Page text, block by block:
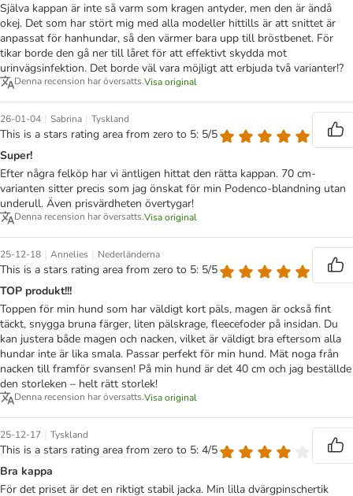
Själva kappan är inte så varm som kragen antyder, men den är ändå
okej. Det som har stört mig med alla modeller hittills är att snittet är
anpassat för hanhundar, så den värmer bara upp till bröstbenet. För
tikar borde den gå ner till låret för att effektivt skydda mot
urinvägsinfektion. Det borde väl vara möjligt att erbjuda två varianter!?
Denna recension har översatts.Visa original
26-01-04 | Sabrina | Tyskland
This is a stars rating area from zero to 5: 5/5
Super!
Efter några felköp har vi äntligen hittat den rätta kappan. 70 cm-
varianten sitter precis som jag önskat för min Podenco-blandning utan
underull. Även prisvärdheten övertygar!
Denna recension har översatts.Visa original
25-12-18 | Annelies | Nederländerna
This is a stars rating area from zero to 5: 5/5
TOP produkt!!!
Toppen för min hund som har väldigt kort päls, magen är också fint
täckt, snygga bruna färger, liten pälskrage, fleecefoder på insidan. Du
kan justera både magen och nacken, vilket är väldigt bra eftersom alla
hundar inte är lika smala. Passar perfekt för min hund. Mät noga från
nacken till framför svansen! På min hund är det 40 cm och jag beställde
den storleken – helt rätt storlek!
Denna recension har översatts.Visa original
25-12-17 | Tyskland
This is a stars rating area from zero to 5: 4/5
Bra kappa
För det priset är det en riktigt stabil jacka. Min lilla dvärgpinschertik